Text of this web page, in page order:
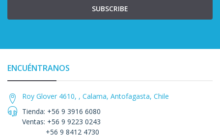
SUBSCRIBE
ENCUÉNTRANOS
Roy Glover 4610, , Calama, Antofagasta, Chile
Tienda: +56 9 3916 6080
Ventas: +56 9 9223 0243
+56 9 8412 4730